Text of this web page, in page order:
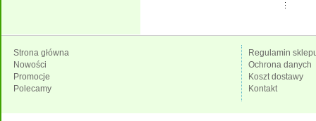
Strona główna
Nowości
Promocje
Polecamy
Regulamin
Ochrona danych
Koszt dostawy
Kontakt